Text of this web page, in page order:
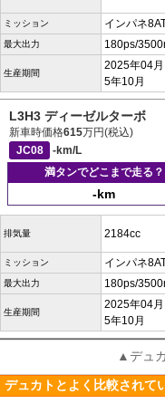
ミッション インパネ
最大出力 180ps/
生産期間
2025年04
5年10月
L3H3 ディーゼルターボ
新車時価格615万円(税込)
JC08
-km/L
満タンでどこまで走る？
-km
排気量 2184cc
ミッション インパネ
最大出力 180ps/
生産期間
2025年04
5年10月
▲デュ
デュカトとよく比較されて